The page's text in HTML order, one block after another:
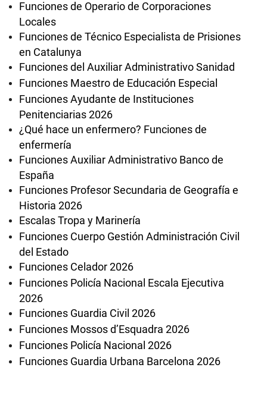
Funciones de Operario de Corporaciones
Locales
Funciones de Técnico Especialista de Prisiones
en Catalunya
Funciones del Auxiliar Administrativo Sanidad
Funciones Maestro de Educación Especial
Funciones Ayudante de Instituciones
Penitenciarias 2026
¿Qué hace un enfermero? Funciones de
enfermería
Funciones Auxiliar Administrativo Banco de
España
Funciones Profesor Secundaria de Geografía e
Historia 2026
Escalas Tropa y Marinería
Funciones Cuerpo Gestión Administración Civil
del Estado
Funciones Celador 2026
Funciones Policía Nacional Escala Ejecutiva
2026
Funciones Guardia Civil 2026
Funciones Mossos d’Esquadra 2026
Funciones Policía Nacional 2026
Funciones Guardia Urbana Barcelona 2026